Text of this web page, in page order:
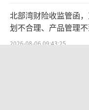
北部湾财险收监管函
划不合理、产品管理
点”
2026-08-06 09:43:25